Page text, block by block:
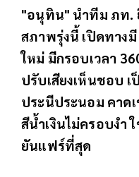
"อนุทิน" นำทีม ภท.
สภาพรุ่งนี้ เปิดทาง
ใหม่ มีกรอบเวลา
ปรับเสียงเห็นชอบ เ
ประนีประนอม คาด
สีน้ำเงินไม่ครอบงำ
ยันแฟร์ที่สุด